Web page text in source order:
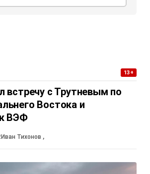
13+
встречу с Трутневым по
Востока и
ВЭФ
Иван Тихонов ,